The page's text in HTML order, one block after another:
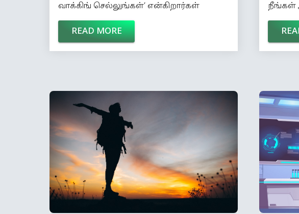
வாக்கிங் செல்லுங்கள்’ என்கிறார்கள்
டாக்டர்கள். நிறையபேர் வாக்கிங்கைத்
தவிர்ப்பதற்கு ஏதேதோ காரணங்கள்
சொல்கிறார்கள்.ஆனால், மகாத்மா காந்தி
‘உடற்பயிற்சிகளின் இளவரசன்நடைபயிற்சி’
என்று அவர் குறிப்பிடுவது வழக்கம்.
பள்ளிக்காலத்திலிருந்தேஅவருக்கு நீண்ட
தூரம் நடப்பது பிடிக்கும். ‘‘தினமும் நீண்ட
தூரம்நடந்ததால் என் உடல் வலுப்பட்டது’’
என்று குறிப்பிடுகிறார். மகாத்மாசராசரியாக
ஒவ்வொரு நாளும் 18 கிலோமீட்டர் தூரம்
பயணம்செய்திருக்கிறார். இந்திய சுதந்திரப்
[…]
READ MORE
நீங்கள்